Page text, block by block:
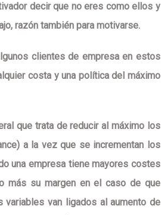
decir que no eres como ellos y
razón también para motivarse.
clientes de empresa en estos
costay una política del máximo
que trata dereducir al máximo los
a la vez que se incrementan los
una empresa tienemayores costes
más su margenen el caso de que
van ligados al aumento de